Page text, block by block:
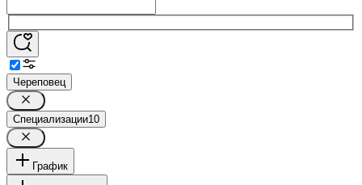
Череповец
Специализации10
График